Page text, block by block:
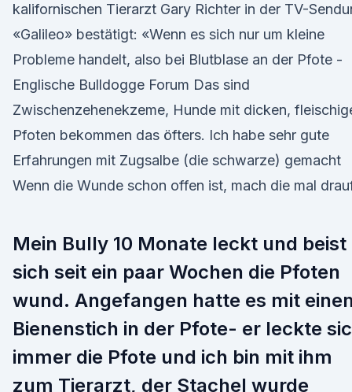
kalifornischen Tierarzt Gary Richter in der TV-
«Galileo» bestätigt: «Wenn es sich nur um kleine
Probleme handelt, also bei Blutblase an der Pfote -
Englische Bulldogge Forum Das sind
Zwischenzehenekzeme, Hunde mit dicken,
Pfoten bekommen das öfters. Ich habe sehr gute
Erfahrungen mit Zugsalbe (die schwarze) gemacht
Wenn die Wunde schon offen ist, mach die mal
Mein Bully 10 Monate leckt und beist
sich seit ein paar Wochen die Pfoten
wund. Angefangen hatte es mit
Bienenstich in der Pfote- er leckte
immer die Pfote und ich bin mit ihm
zum Tierarzt, der Stachel wurde